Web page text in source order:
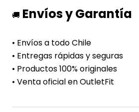
🚚 Envíos y Garantía
• Envíos a todo Chile
• Entregas rápidas y seguras
• Productos 100% originales
• Venta oficial en OutletFit